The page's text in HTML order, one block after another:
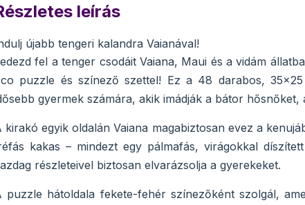
leírás
újabb tengeri kalandra Vaianával!
fel a tenger csodáit Vaiana, Maui és a vidám
puzzle és színező szettel! Ez a 48 darabos,
gyermek számára, akik imádják a bátor
kirakó egyik oldalán Vaiana magabiztosan evez a
kakas – mindezt egy pálmafás, virágokkal
részleteivel biztosan elvarázsolja a gyerekeket.
puzzle hátoldala fekete-fehér színezőként szolgál,